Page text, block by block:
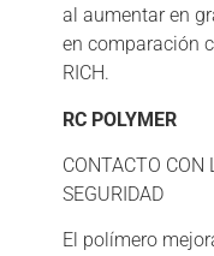
al aumentar en
en comparación
RICH.
RC POLYMER
CONTACTO CON
SEGURIDAD
El polímero